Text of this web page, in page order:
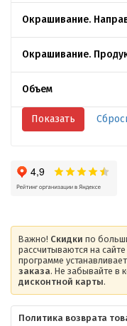
Окрашивание.
Окрашивание.
Объем
Важно! Скидки по
рассчитываются на
программе
заказа. Не забывайте в
дисконтной карты.
Политика возврата